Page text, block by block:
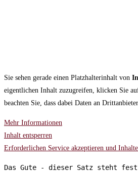
Sie sehen gerade einen Platzhalterinhalt von
eigentlichen Inhalt zuzugreifen, klicken Sie
beachten Sie, dass dabei Daten an
Mehr Informationen
Inhalt entsperren
Erforderlichen Service akzeptieren und
Das Gute - dieser Satz steht